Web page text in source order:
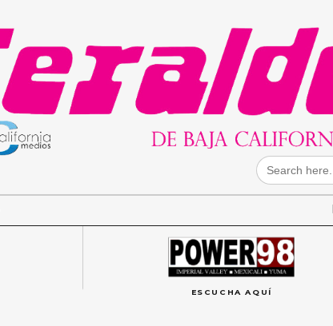
Search
for:
ESCUCHA AQUÍ